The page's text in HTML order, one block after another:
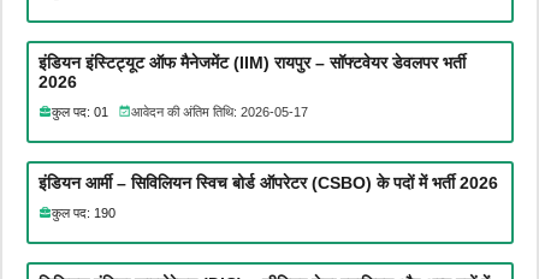
इंडियन इंस्टिट्यूट ऑफ मैनेजमेंट (IIM) रायपुर – सॉफ्टवेयर डेवलपर भर्ती
2026
कुल पद: 01 आवेदन की अंतिम तिथि: 2026-05-17
इंडियन आर्मी – सिविलियन स्विच बोर्ड ऑपरेटर (CSBO) के पदों में भर्ती 2026
कुल पद: 190